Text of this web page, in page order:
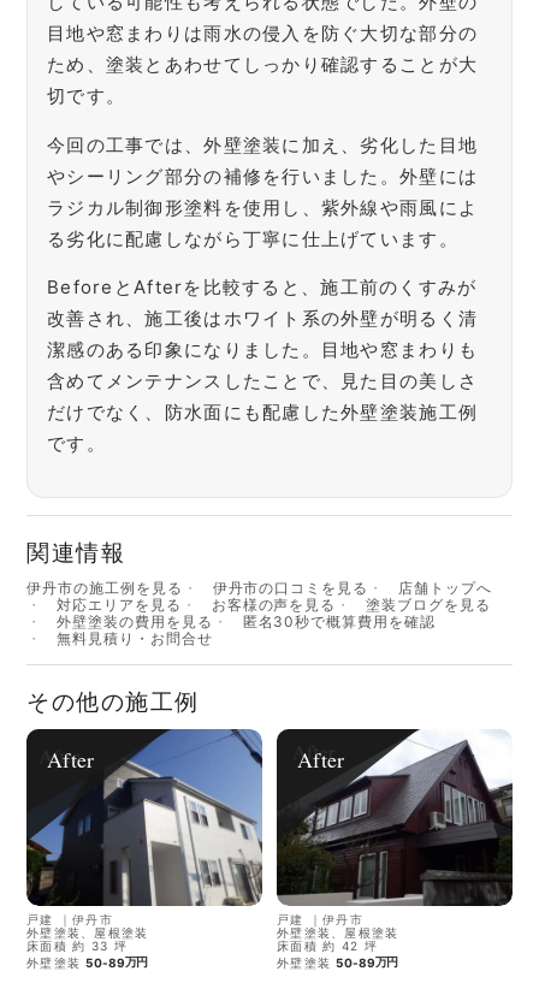
目地や窓まわりは雨水の侵入を防ぐ大切な部分の
ため、塗装とあわせてしっかり確認することが大
切です。
今回の工事では、外壁塗装に加え、劣化した目地
やシーリング部分の補修を行いました。外壁には
ラジカル制御形塗料を使用し、紫外線や雨風によ
る劣化に配慮しながら丁寧に仕上げています。
BeforeとAfterを比較すると、施工前のくすみが
改善され、施工後はホワイト系の外壁が明るく清
潔感のある印象になりました。目地や窓まわりも
含めてメンテナンスしたことで、見た目の美しさ
だけでなく、防水面にも配慮した外壁塗装施工例
です。
関連情報
伊丹市の施工例を見る 伊丹市の口コミを見る
店舗トップへ
対応エリアを見る
お客様の声を見る
塗装ブログを見る
外壁塗装の費用を見る
匿名30秒で概算費用を確認
無料見積り・お問合せ
その他の施工例
After
戸建 ｜伊丹市
外壁塗装、屋根塗装
床面積 約 33 坪
外壁塗装 50-89万円
After
戸建 ｜伊丹市
外壁塗装、屋根塗装
床面積 約 42 坪
外壁塗装 50-89万円